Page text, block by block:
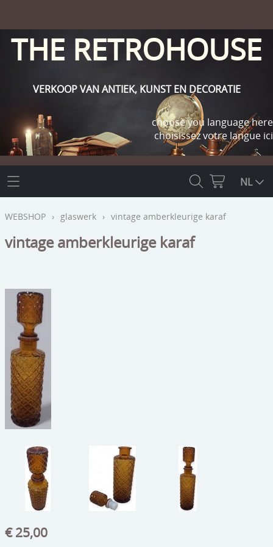
THE RETROHOUSE
VERKOOP VAN ANTIEK, KUNST EN DECORATIE
choose you language here
choisissez votre langue ici
THE RETROHOUSE
WEBSHOP
OUTLET
beelden
meubels
reclamevoorwerpen/merken
curiosa
schilderijen
porselein/aardewerk
medailles/munten/bankbiljetten
ets/tekening/litho/gravure
glaswerk
lamp/luchter
INFO
CONTACT
NL
WEBSHOP › glaswerk › vintage amberkleurige karaf
vintage amberkleurige karaf
€ 25,00